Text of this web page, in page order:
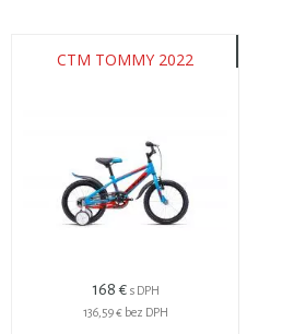
CTM TOMMY 2022
168 € s DPH
136,59 € bez DPH